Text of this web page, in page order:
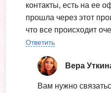
контакты, есть на ее
прошла через этот
что все происходит
Ответить
Вера
Вам нужно